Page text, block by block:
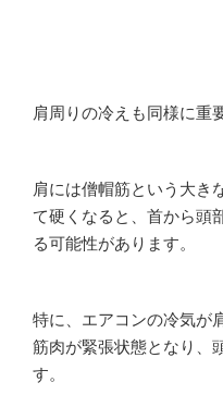
肩周りの冷えも同様に重
肩には僧帽筋という大き
て硬くなると、首から頭
る可能性があります。
特に、エアコンの冷気が
筋肉が緊張状態となり、
す。